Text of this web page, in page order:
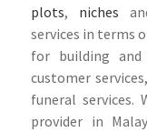
plots, niches
services in terms
for building and
customer
funeral services.
provider in